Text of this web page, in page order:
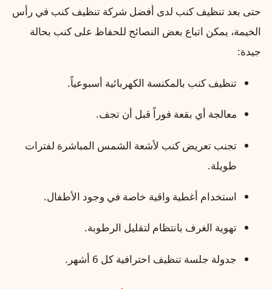
حتى بعد تنظيف كنب لدى أفضل شركة تنظيف كنب في رأس
الخيمة، يمكن اتباع بعض النصائح للحفاظ على كنب بحالة
جيدة:
تنظيف كنب بالمكنسة الكهربائية أسبوعياً.
معالجة أي بقعة فوراً قبل أن تجف.
تجنب تعريض كنب لأشعة الشمس المباشرة لفترات
طويلة.
استخدام أغطية واقية خاصة في وجود الأطفال.
تهوية الغرف بانتظام لتقليل الرطوبة.
جدولة جلسة تنظيف احترافية كل 6 أشهر.